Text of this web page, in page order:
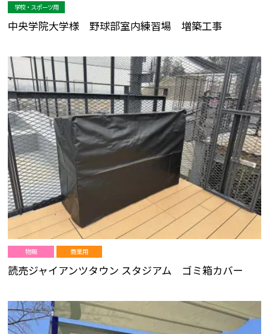
学校・スポーツ用
中央学院大学様 野球部室内練習場 増築工事
物販 商業用
読売ジャイアンツタウン スタジアム ゴミ箱カバー